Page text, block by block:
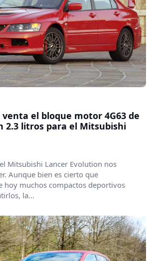
venta el bloque motor 4G63 de
2.3 litros para el Mitsubishi
Mitsubishi Lancer Evolution nos
Aunque bien es cierto que
hoy muchos compactos deportivos
la...